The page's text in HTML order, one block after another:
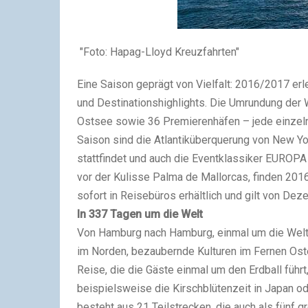
"Foto: Hapag-Lloyd Kreuzfahrten"
Eine Saison geprägt von Vielfalt: 2016/2017
und Destinationshighlights. Die Umrundung
Ostsee sowie 36 Premierenhäfen – jede
Saison sind die Atlantiküberquerung von New
stattfindet und auch die Eventklassiker
vor der Kulisse Palma de Mallorcas, finden
sofort in Reisebüros erhältlich und gilt von
In 337 Tagen um die Welt
Von Hamburg nach Hamburg, einmal um die
im Norden, bezaubernde Kulturen im Fernen
Reise, die die Gäste einmal um den Erdball
beispielsweise die Kirschblütenzeit in Japan